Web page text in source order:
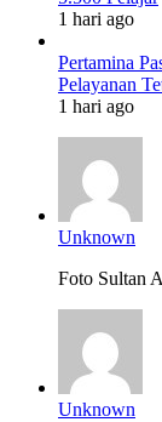
1 hari ago
Pertamina
Pelayanan
1 hari ago
Unknown
Foto Sultan
Unknown